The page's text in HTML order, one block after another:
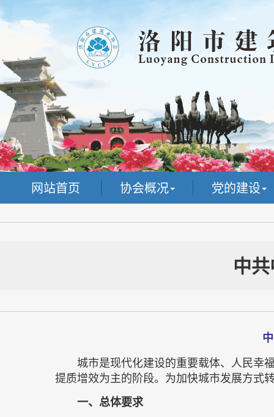
网站首页 协会概况 党的建设
中
城市是现代化建设的重要载体、人民幸
提质增效为主的阶段。为加快城市发展方式
一、总体要求